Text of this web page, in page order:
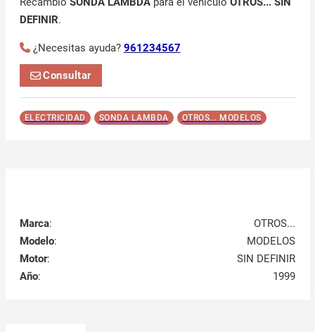
DEFINIR.
¿Necesitas ayuda? 961234567
Consultar
ELECTRICIDAD SONDA LAMBDA OTROS... MODELOS
Marca:
OTROS...
Modelo:
MODELOS
Motor:
SIN DEFINIR
Año: 1999